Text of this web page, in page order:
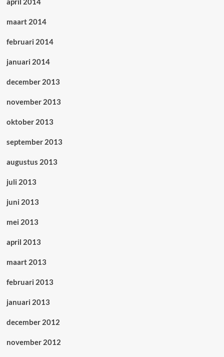
maart 2014
februari 2014
januari 2014
december 2013
november 2013
oktober 2013
september 2013
augustus 2013
juli 2013
juni 2013
mei 2013
april 2013
maart 2013
februari 2013
januari 2013
december 2012
november 2012